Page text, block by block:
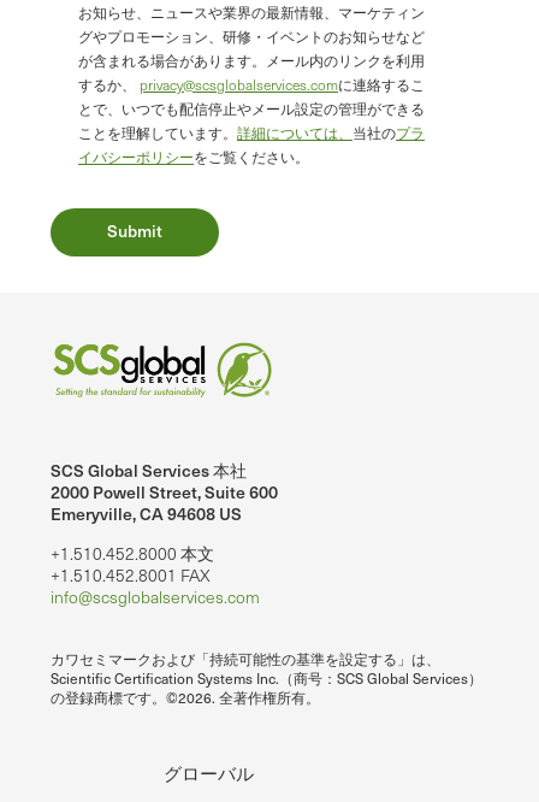
お知らせ、ニュースや業界の最新情報、マーケティン
グやプロモーション、研修・イベントのお知らせなど
が含まれる場合があります。メール内のリンクを利用
するか、 privacy@scsglobalservices.comに連絡するこ
とで、いつでも配信停止やメール設定の管理ができる
ことを理解しています。 詳細については、 当社のプラ
イバシーポリシーをご覧ください。
SCS Global Services 本社
2000 Powell Street, Suite 600
Emeryville, CA 94608 US
+1.510.452.8000 本文
+1.510.452.8001 FAX
info@scsglobalservices.com
カワセミマークおよび「持続可能性の基準を設定する」は、
Scientific Certification Systems Inc.（商号：SCS Global Services）
の登録商標です。©2026. 全著作権所有。
グローバル